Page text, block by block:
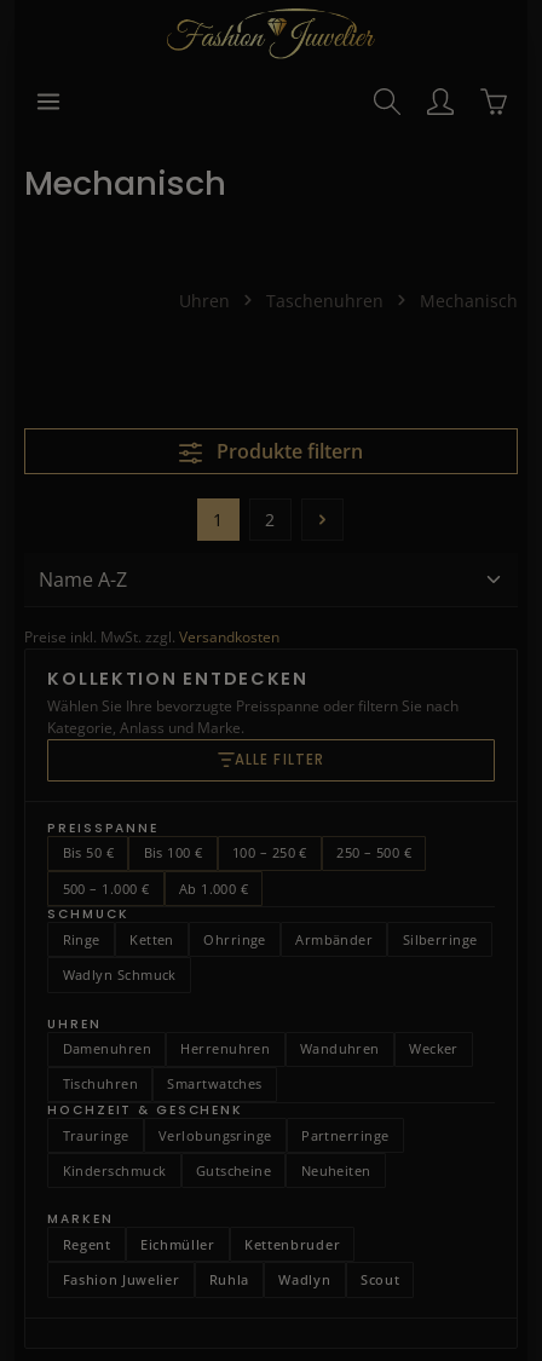
Mechanisch
Uhren Taschenuhren Mechanisch
Produkte filtern
1 2
Preise inkl. MwSt. zzgl. Versandkosten
KOLLEKTION ENTDECKEN
Wählen Sie Ihre bevorzugte Preisspanne oder filtern Sie nach
Kategorie, Anlass und Marke.
ALLE FILTER
PREISSPANNE
Bis 50 €
Bis 100 € 100 – 250 €
250 – 500 €
500 – 1.000 €
Ab 1.000 €
SCHMUCK
Ringe
Ketten Ohrringe Armbänder
Silberringe
Wadlyn Schmuck
UHREN
Damenuhren
Herrenuhren Wanduhren
Wecker
Tischuhren
Smartwatches
HOCHZEIT & GESCHENK
Trauringe
Verlobungsringe
Partnerringe
Kinderschmuck
Gutscheine Neuheiten
MARKEN
Regent
Eichmüller
Kettenbruder
Fashion Juwelier
Ruhla Wadlyn Scout